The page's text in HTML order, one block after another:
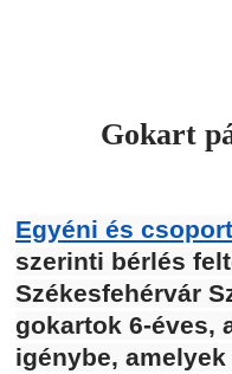
Gokart
Egyéni és
szerinti bérlés
Székesfehérvár
gokartok 6-éves,
igénybe,